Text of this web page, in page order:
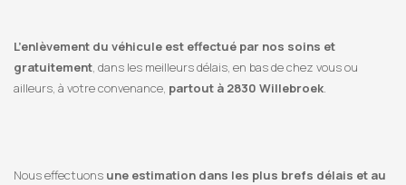
L’enlèvement du véhicule est effectué par nos soins et
gratuitement, dans les meilleurs délais, en bas de chez vous ou
ailleurs, à votre convenance, partout à 2830 Willebroek.
Nous effectuons une estimation dans les plus brefs délais et au